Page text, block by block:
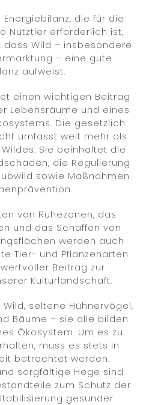
die für die
Nutztier erforderlich ist,
Wild – insbesondere
– eine gute
aufweist.
einen wichtigen Beitrag
Lebensräume und eines
Die gesetzlich
umfasst weit mehr als
Sie beinhaltet die
die Regulierung
sowie Maßnahmen
von Ruhezonen, das
und das Schaffen von
werden auch
Tier- und Pflanzenarten
Beitrag zur
Kulturlandschaft.
seltene Hühnervögel,
Bäume – sie alle bilden
Ökosystem. Um es zu
muss es stets in
betrachtet werden.
sorgfältige Hege sind
zum Schutz der
gesunder